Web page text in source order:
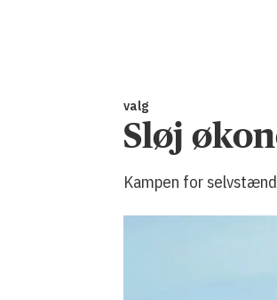
valg
Sløj
Kampen for